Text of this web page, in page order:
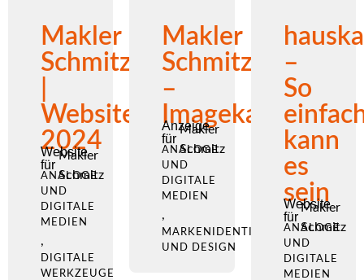
Makler
Schmitz
Website
2024
Website
für
Makler
Schmitz
ANALOGE
UND
DIGITALE
MEDIEN
,
DIGITALE
WERKZEUGE
Makler
Schmitz
–
Imagekampagne
Anzeige
für
Makler
Schmitz
ANALOGE
UND
DIGITALE
MEDIEN
,
MARKENIDENTITÄT
UND DESIGN
–
So
kann
es
sein
Website
für
Makler
Schmitz
ANALOGE
UND
DIGITALE
MEDIEN